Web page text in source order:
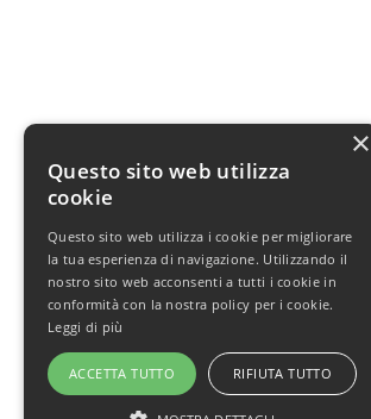
×
Questo sito web utilizza
cookie
Questo sito web utilizza i cookie per migliorare
la tua esperienza di navigazione. Utilizzando il
nostro sito web acconsenti a tutti i cookie in
conformità con la nostra policy per i cookie.
Leggi di più
ACCETTA TUTTO RIFIUTA TUTTO